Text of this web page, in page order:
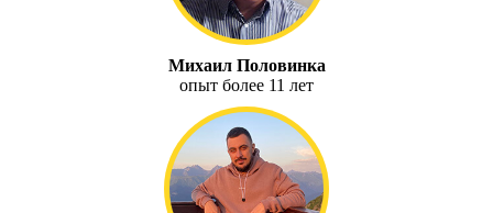
Михаил Половинка
опыт более 11 лет